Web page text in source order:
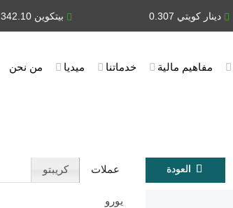
بيتكوين 66,342.10 كويتي 0.307
مفاهيم مالية خدماتنا ميديا من نحن
العودة عملات كريبتو
يورو